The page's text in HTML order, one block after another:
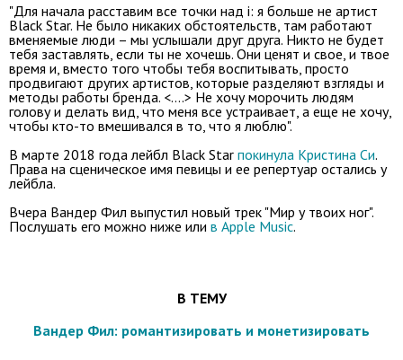
"Для начала расставим все точки над i: я больше не артист
Black Star. Не было никаких обстоятельств, там работают
вменяемые люди – мы услышали друг друга. Никто не будет
тебя заставлять, если ты не хочешь. Они ценят и свое, и твое
время и, вместо того чтобы тебя воспитывать, просто
продвигают других артистов, которые разделяют взгляды и
методы работы бренда. <....> Не хочу морочить людям
голову и делать вид, что меня все устраивает, а еще не хочу,
чтобы кто-то вмешивался в то, что я люблю".
В марте 2018 года лейбл Black Star покинула Кристина Си.
Права на сценическое имя певицы и ее репертуар остались у
лейбла.
Вчера Вандер Фил выпустил новый трек "Мир у твоих ног".
Послушать его можно ниже или в Apple Music.
В ТЕМУ
Вандер Фил: романтизировать и монетизировать